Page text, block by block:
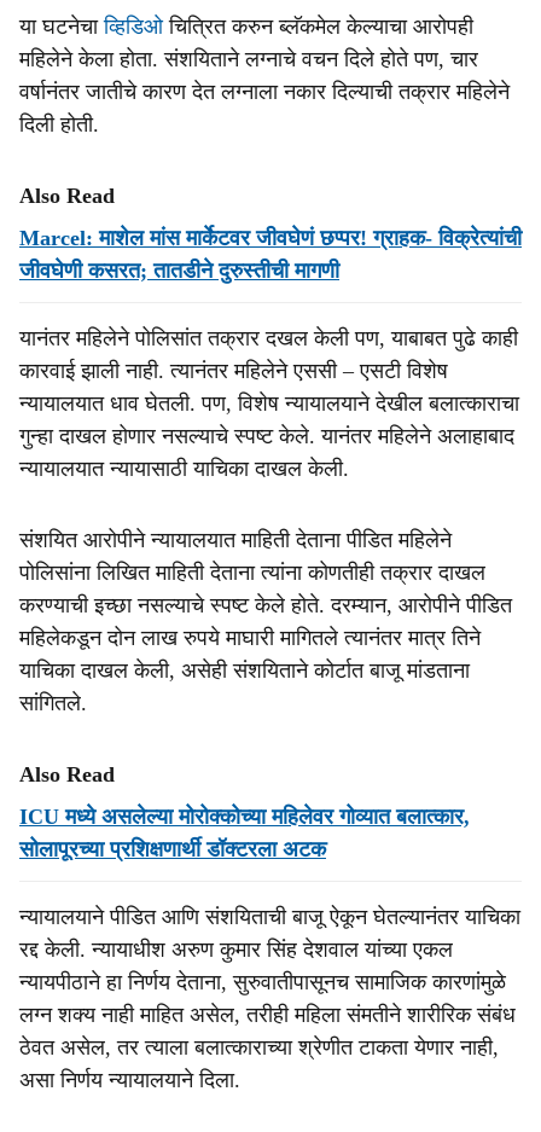
या घटनेचाव्हिडिओचित्रित करुन ब्लॅकमेल केल्याचा आरोपही
महिलेने केला होता. संशयिताने लग्नाचे वचन दिले होते पण, चार
वर्षानंतर जातीचे कारण देत लग्नाला नकार दिल्याची तक्रार महिलेने
दिली होती.
Also Read
Marcel: माशेल मांस मार्केटवर जीवघेणं छप्पर! ग्राहक- विक्रेत्यांची
जीवघेणी कसरत; तातडीने दुरुस्तीची मागणी
यानंतर महिलेने पोलिसांत तक्रार दखल केली पण, याबाबत पुढे काही
कारवाई झाली नाही. त्यानंतर महिलेने एससी – एसटी विशेष
न्यायालयात धाव घेतली. पण, विशेष न्यायालयाने देखील बलात्काराचा
गुन्हा दाखल होणार नसल्याचे स्पष्ट केले. यानंतर महिलेने अलाहाबाद
न्यायालयात न्यायासाठी याचिका दाखल केली.
संशयित आरोपीने न्यायालयात माहिती देताना पीडित महिलेने
पोलिसांना लिखित माहिती देताना त्यांना कोणतीही तक्रार दाखल
करण्याची इच्छा नसल्याचे स्पष्ट केले होते. दरम्यान, आरोपीने पीडित
महिलेकडून दोन लाख रुपये माघारी मागितले त्यानंतर मात्र तिने
याचिका दाखल केली, असेही संशयिताने कोर्टात बाजू मांडताना
सांगितले.
Also Read
ICU मध्ये असलेल्या मोरोक्कोच्या महिलेवर गोव्यात बलात्कार,
सोलापूरच्या प्रशिक्षणार्थी डॉक्टरला अटक
न्यायालयाने पीडित आणि संशयिताची बाजू ऐकून घेतल्यानंतर याचिका
रद्द केली. न्यायाधीश अरुण कुमार सिंह देशवाल यांच्या एकल
न्यायपीठाने हा निर्णय देताना, सुरुवातीपासूनच सामाजिक कारणांमुळे
लग्न शक्य नाही माहित असेल, तरीही महिला संमतीने शारीरिक संबंध
ठेवत असेल, तर त्याला बलात्काराच्या श्रेणीत टाकता येणार नाही,
असा निर्णय न्यायालयाने दिला.